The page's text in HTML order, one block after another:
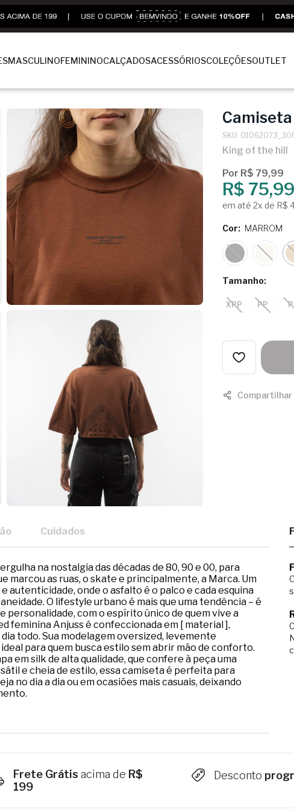
MASCULINOFEMININOCALÇADOSACESSÓRIOSCOLEÇÕESOUTLET
SKU:
King of the hill
Por R$ 79,99
R$ 75,99
em até 2x de R$
Tamanho:
XPP PP P
Cor: MARROM
Cuidados
na nostalgia das décadas de 80, 90 e 00, para
marcou as ruas, o skate e principalmente, a Marca. Um
autenticidade, onde o asfalto é o palco e cada esquina
O lifestyle urbano é mais que uma tendência – é
personalidade, com o espírito único de quem vive a
feminina Anjuss é confeccionada em [ material ],
todo. Sua modelagem oversized, levemente
para quem busca estilo sem abrir mão de conforto.
em silk de alta qualidade, que confere à peça uma
e cheia de estilo, essa camiseta é perfeita para
no dia a dia ou em ocasiões mais casuais, deixando
Frete Grátis acima de R$
199
Desconto